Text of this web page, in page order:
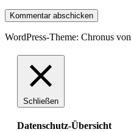
WordPress-Theme: Chronus
Schließen
Datenschutz-Übersicht